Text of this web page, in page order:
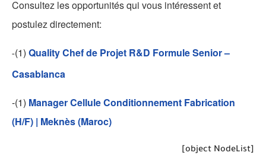
Consultez les opportunités qui vous intéressent et
postulez directement:
-(1) Quality Chef de Projet R&D Formule Senior –
Casablanca
-(1) Manager Cellule Conditionnement Fabrication
(H/F) | Meknès (Maroc)
[object NodeList]